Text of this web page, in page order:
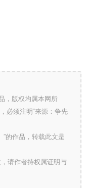
，版权均属本网所
必须注明“来源：争先
的作品，转载此文是
请作者持权属证明与